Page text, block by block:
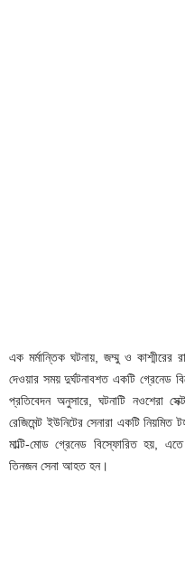
এক মর্মান্তিক ঘটনায়, জম্মু ও কাশ্মীরের
দেওয়ার সময় দুর্ঘটনাবশত একটি গ্রেনেড
প্রতিবেদন অনুসারে, ঘটনাটি নওশেরা
রেজিমেন্ট ইউনিটের সেনারা একটি
মাল্টি-মোড গ্রেনেড বিস্ফোরিত হয়,
তিনজন সেনা আহত হন।